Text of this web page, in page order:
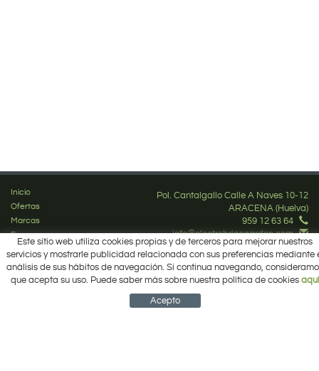
Inicio
Ofertas
Marcas
Empresa
¿Cómo comprar?
Contacto
Área Privada
Pol. Cantalgallo Calle A Naves 10-12
ARACENA (Huelva)
959 12 63 64
info@electrobricogarden.com
Síguenos en Facebook
CUENTA CESTA
Este sitio web utiliza cookies propias y de terceros para mejorar nuestros
servicios y mostrarle publicidad relacionada con sus preferencias mediante
análisis de sus hábitos de navegación. Si continua navegando,
que acepta su uso. Puede saber más sobre nuestra política de cookies aquí
Acepto